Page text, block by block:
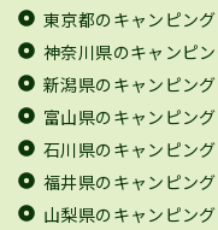
東京都のキャンピン
神奈川県のキャンピ
新潟県のキャンピン
富山県のキャンピン
石川県のキャンピン
福井県のキャンピン
山梨県のキャンピン